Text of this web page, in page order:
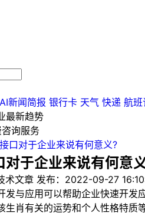
AI新闻简报 银行卡 天气 快递 航班
最新趋势
询服务
口对于企业来说有何意义?
对于企业来说有何意
术文章 发布： 2022-09-27
应用可以帮助企业快速开发
生肖有关的运势和个人性格特质